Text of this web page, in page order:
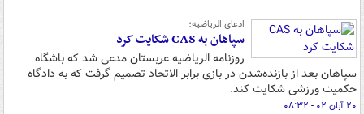
ادعای الریاضیه؛
سپاهان به CAS شکایت کرد
روزنامه الریاضیه عربستان مدعی شد که باشگاه
سپاهان بعد از بازنده‌شدن در بازی برابر الاتحاد تصمیم گرفت که به دادگاه
حکمیت ورزشی شکایت کند.
۲۰ آبان ۰۲ - ۰۸:۳۲